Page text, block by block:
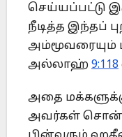
செய்யப்பட்டு
நீடித்த இந்தப்
அம்மூவரையும்
அல்லாஹ் 9:118
அதை
அவர்கள்